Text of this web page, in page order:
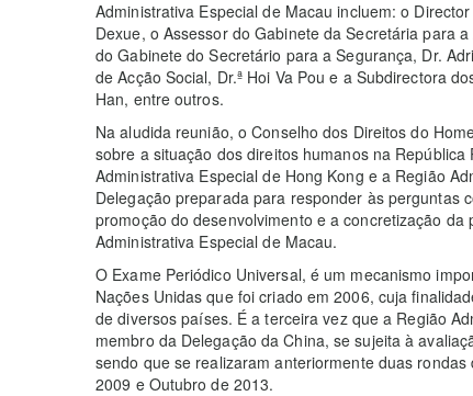
Administrativa Especial de Macau incluem: o
Dexue, o Assessor do Gabinete da Secretária para
do Gabinete do Secretário para a Segurança, Dr.
de Acção Social, Dr.ª Hoi Va Pou e a Subdirectora
Han, entre outros.
Na aludida reunião, o Conselho dos Direitos do
sobre a situação dos direitos humanos na
Administrativa Especial de Hong Kong e a Região
Delegação preparada para responder às perguntas
promoção do desenvolvimento e a concretização
Administrativa Especial de Macau.
O Exame Periódico Universal, é um mecanismo
Nações Unidas que foi criado em 2006, cuja
de diversos países. É a terceira vez que a Região
membro da Delegação da China, se sujeita à
sendo que se realizaram anteriormente duas
2009 e Outubro de 2013.